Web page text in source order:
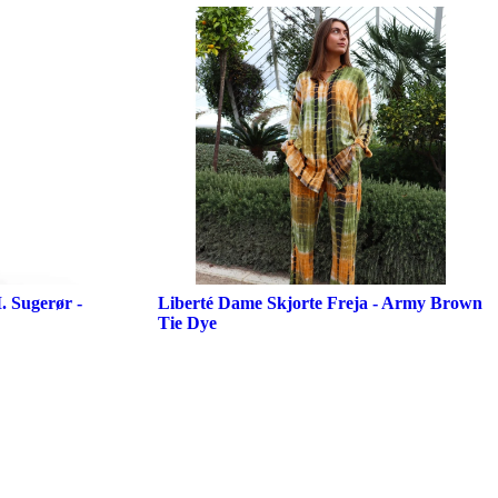
Sugerør -
Liberté Dame Skjorte Freja - Army Brown
Tie Dye